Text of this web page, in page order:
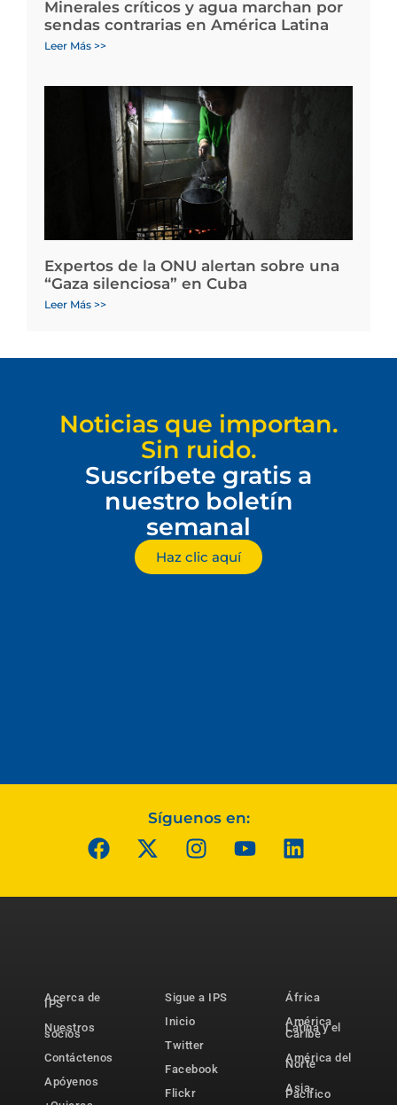
Minerales críticos y agua marchan por
sendas contrarias en América Latina
Leer Más >>
Expertos de la ONU alertan sobre una
“Gaza silenciosa” en Cuba
Leer Más >>
Noticias que importan.
Sin ruido.
Suscríbete gratis a
nuestro boletín
semanal
Haz clic aquí
Síguenos en:
Acerca de
IPS
Nuestros
socios
Contáctenos
Apóyenos
Sigue a IPS
Inicio
Twitter
Facebook
Flickr
África
América
Latina y el
Caribe
América del
Norte
Asia-
Pacífico